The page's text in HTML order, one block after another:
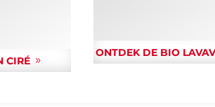
CIRÉ
ONTDEK DE BIO